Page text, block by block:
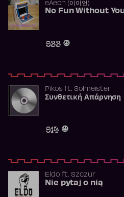
​eAeon (이이언)
No Fun Without You
933
Pikosft. Solmeister
Συνθετική Απάρνηση
914
Eldoft. Szczur
Nie pytaj o nią